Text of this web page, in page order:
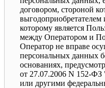
договором, стороной
которому является
между Оператором и
Оператор не вправе
персональных данных
основаниях,
от 27.07.2006 N 152-
или другими